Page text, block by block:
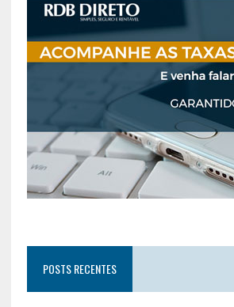
POSTS RECENTES